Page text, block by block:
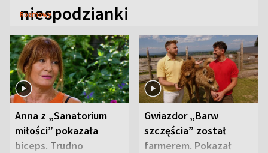
niespodzianki
Rozmowy
Anna z „Sanatorium
miłości” pokazała
biceps. Trudno
Gwiazdor „Barw
szczęścia” został
farmerem. Pokazał